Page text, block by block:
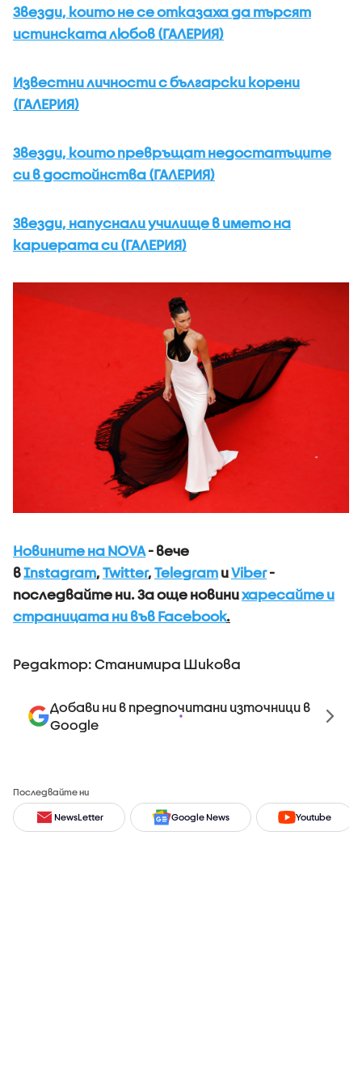
Звезди, които не се отказаха да търсят
истинската любов (ГАЛЕРИЯ)
Известни личности с български корени
(ГАЛЕРИЯ)
Звезди, които превръщат недостатъците
си в достойнства (ГАЛЕРИЯ)
Звезди, напуснали училище в името на
кариерата си (ГАЛЕРИЯ)
Новините на NOVA- вече
вInstagram, Twitter, Telegram иViber-
последвайте ни.За още новинихаресайте и
страницата ни във Facebook.
Редактор: Станимира Шикова
Добави ни в предпочитани източници в
Google
Последвайте ни
NewsLetter Google News Youtube